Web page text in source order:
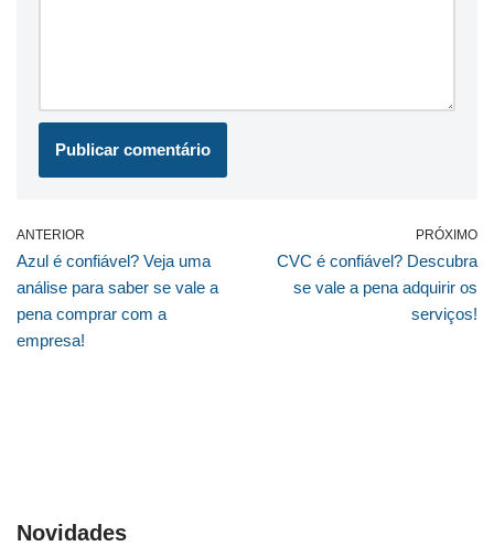
ANTERIOR
Azul é confiável? Veja uma
análise para saber se vale a
pena comprar com a
empresa!
PRÓXIMO
CVC é confiável? Descubra
se vale a pena adquirir os
serviços!
Novidades